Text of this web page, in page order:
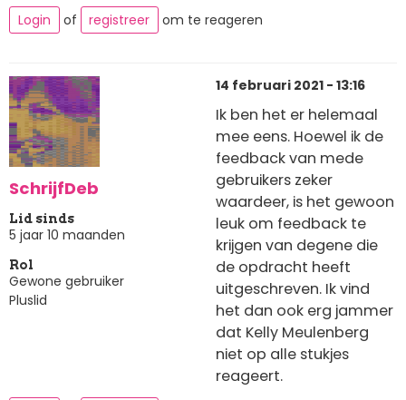
Login of registreer om te reageren
SchrijfDeb
Lid sinds
5 jaar 10 maanden
Rol
Gewone gebruiker
Pluslid
14 februari 2021 - 13:16
Ik ben het er helemaal
mee eens. Hoewel ik de
feedback van mede
gebruikers zeker
waardeer, is het gewoon
leuk om feedback te
krijgen van degene die
de opdracht heeft
uitgeschreven. Ik vind
het dan ook erg jammer
dat Kelly Meulenberg
niet op alle stukjes
reageert.